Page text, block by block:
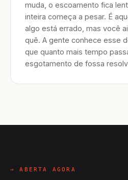
muda, o escoamento fica
inteira começa a pesar. É
algo está errado, mas você
quê. A gente conhece esse
que quanto mais tempo
esgotamento de fossa
→ ABERTA AGORA